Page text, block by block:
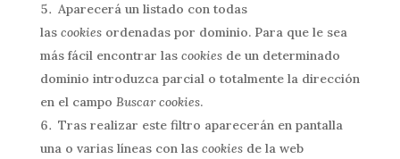
Aparecerá un listado con todas
las cookiesordenadas por dominio. Para que le sea
más fácil encontrar las cookiesde un determinado
dominio introduzca parcial o totalmente la dirección
en el campo Buscar cookies.
Tras realizar este filtro aparecerán en pantalla
una o varias líneas con las cookiesde la web